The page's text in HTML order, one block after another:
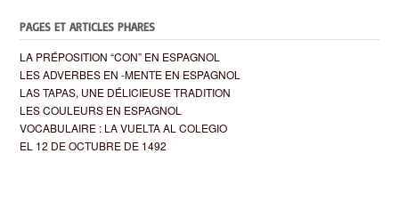
PAGES ET ARTICLES PHARES
LA PRÉPOSITION “CON” EN ESPAGNOL
LES ADVERBES EN -MENTE EN ESPAGNOL
LAS TAPAS, UNE DÉLICIEUSE TRADITION
LES COULEURS EN ESPAGNOL
VOCABULAIRE : LA VUELTA AL COLEGIO
EL 12 DE OCTUBRE DE 1492